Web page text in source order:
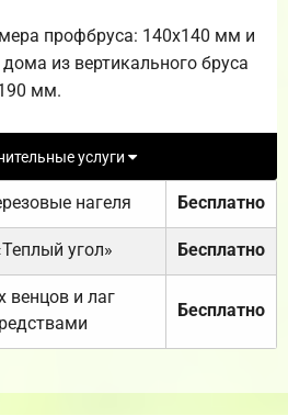
профбруса: 140х140 мм и
из вертикального бруса
мм.
услуги
нагеля Бесплатно
угол» Бесплатно
венцов и лаг
Бесплатно